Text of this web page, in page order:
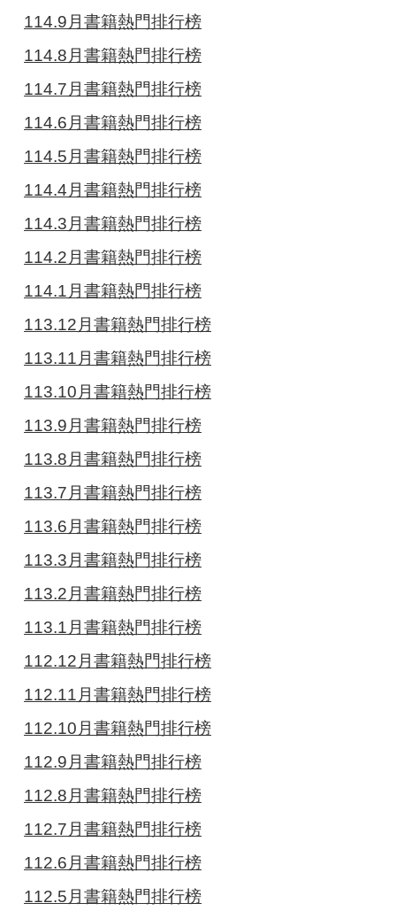
114.9月書籍熱門排行榜
114.8月書籍熱門排行榜
114.7月書籍熱門排行榜
114.6月書籍熱門排行榜
114.5月書籍熱門排行榜
114.4月書籍熱門排行榜
114.3月書籍熱門排行榜
114.2月書籍熱門排行榜
114.1月書籍熱門排行榜
113.12月書籍熱門排行榜
113.11月書籍熱門排行榜
113.10月書籍熱門排行榜
113.9月書籍熱門排行榜
113.8月書籍熱門排行榜
113.7月書籍熱門排行榜
113.6月書籍熱門排行榜
113.3月書籍熱門排行榜
113.2月書籍熱門排行榜
113.1月書籍熱門排行榜
112.12月書籍熱門排行榜
112.11月書籍熱門排行榜
112.10月書籍熱門排行榜
112.9月書籍熱門排行榜
112.8月書籍熱門排行榜
112.7月書籍熱門排行榜
112.6月書籍熱門排行榜
112.5月書籍熱門排行榜